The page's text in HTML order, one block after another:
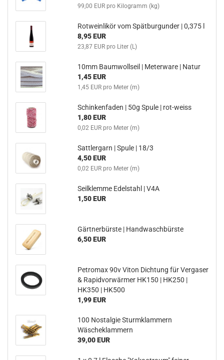
99,00 EUR pro Kilogramm (kg)
Rotweinlikör vom Spätburgunder | 0,375 l
8,95 EUR
23,87 EUR pro Liter (L)
10mm Baumwollseil | Meterware | Natur
1,45 EUR
1,45 EUR pro Meter (m)
Schinkenfaden | 50g Spule | rot-weiss
1,80 EUR
0,02 EUR pro Meter (m)
Sattlergarn | Spule | 18/3
4,50 EUR
0,02 EUR pro Meter (m)
Seilklemme Edelstahl | V4A
1,50 EUR
Gärtnerbürste | Handwaschbürste
6,50 EUR
Petromax 90v Viton Dichtung für Vergaser
& Rapidvorwärmer HK150 | HK250 |
HK350 | HK500
1,99 EUR
100 Nostalgie Sturmklammern
Wäscheklammern
39,00 EUR